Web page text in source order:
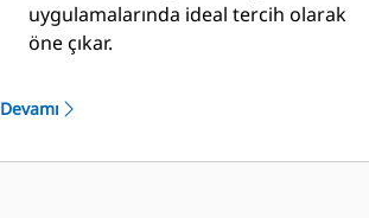
uygulamalarında ideal tercih olarak
öne çıkar.
ve parçalanmış hurda malzemeler
Devamı